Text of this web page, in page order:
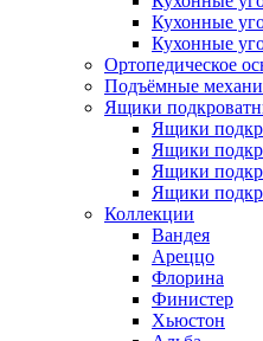
Кухонные
Кухонные
Ортопедическое
Подъёмные
Ящики
Ящики
Ящики
Ящики
Ящики
Коллекции
Вандея
Ареццо
Флорина
Финистер
Хьюстон